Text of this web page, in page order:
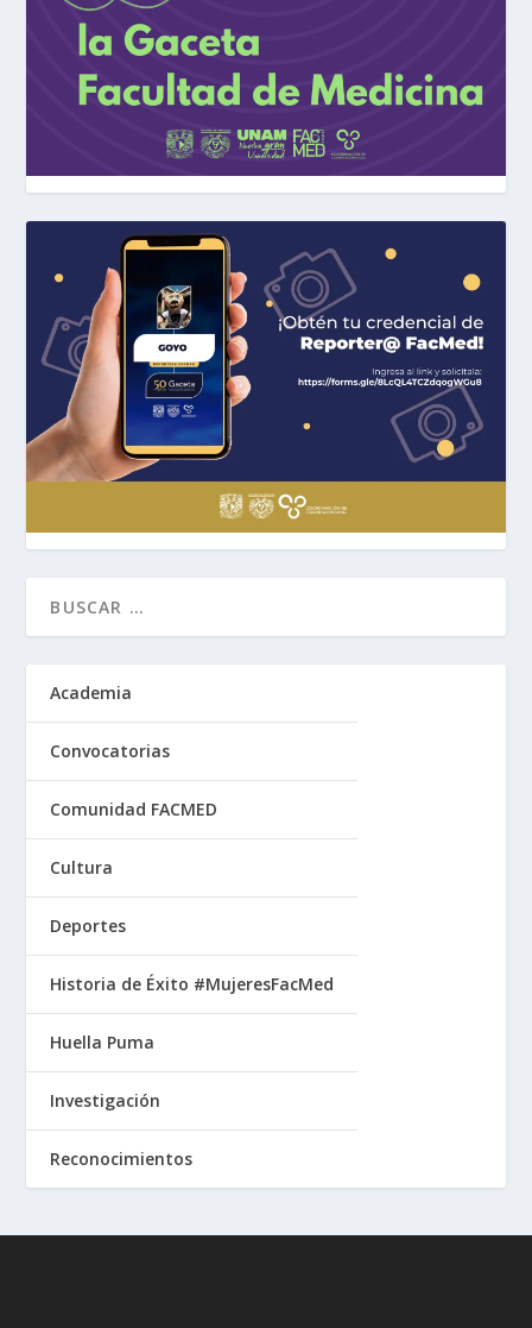
Academia
Convocatorias
Comunidad FACMED
Cultura
Deportes
Historia de Éxito #MujeresFacMed
Huella Puma
Investigación
Reconocimientos